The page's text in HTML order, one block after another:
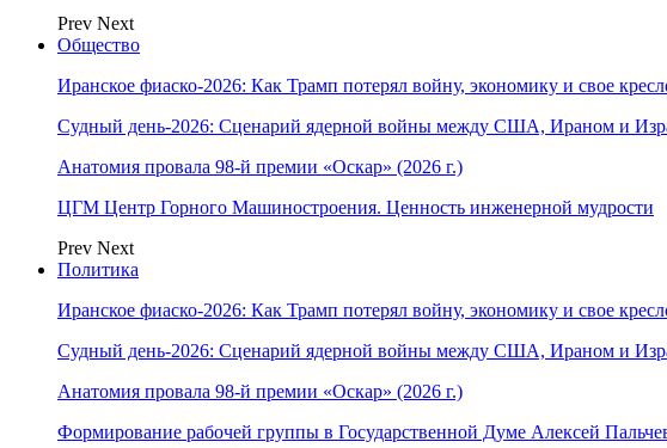
Prev Next
Общество
Иранское фиаско-2026: Как Трамп потерял войну, экономику и свое
Судный день-2026: Сценарий ядерной войны между США, Ираном и
Анатомия провала 98-й премии «Оскар» (2026 г.)
ЦГМ Центр Горного Машиностроения. Ценность инженерной мудрости
Prev Next
Политика
Иранское фиаско-2026: Как Трамп потерял войну, экономику и свое
Судный день-2026: Сценарий ядерной войны между США, Ираном и
Анатомия провала 98-й премии «Оскар» (2026 г.)
Формирование рабочей группы в Государственной Думе Алексей